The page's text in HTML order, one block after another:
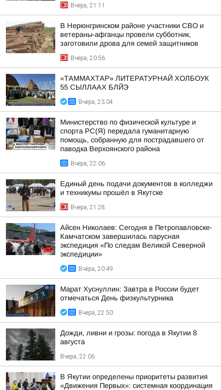
Вчера, 21:11
В Нерюнгринском районе участники СВО и
ветераны-афганцы провели субботник,
заготовили дрова для семей защитников
Вчера, 20:56
«ТАММАХТАР» ЛИТЕРАТУРНАЙ ХОЛБОУК
55 СЫЛЛААХ БЛЙЭ
Вчера, 23:04
Министерство по физической культуре и
спорта РС(Я) передала гуманитарную
помощь, собранную для пострадавшего от
паводка Верхоянского района
Вчера, 22:06
Единый день подачи документов в колледжи
и техникумы прошёл в Якутске
Вчера, 21:28
Айсен Николаев: Сегодня в Петропавловске-
Камчатском завершилась парусная
экспедиция «По следам Великой Северной
экспедиции»
Вчера, 20:49
Марат Хуснуллин: Завтра в России будет
отмечаться День физкультурника
Вчера, 22:50
Дожди, ливни и грозы: погода в Якутии 8
августа
Вчера, 22:06
В Якутии определены приоритеты развития
«Движения Первых»: системная координация